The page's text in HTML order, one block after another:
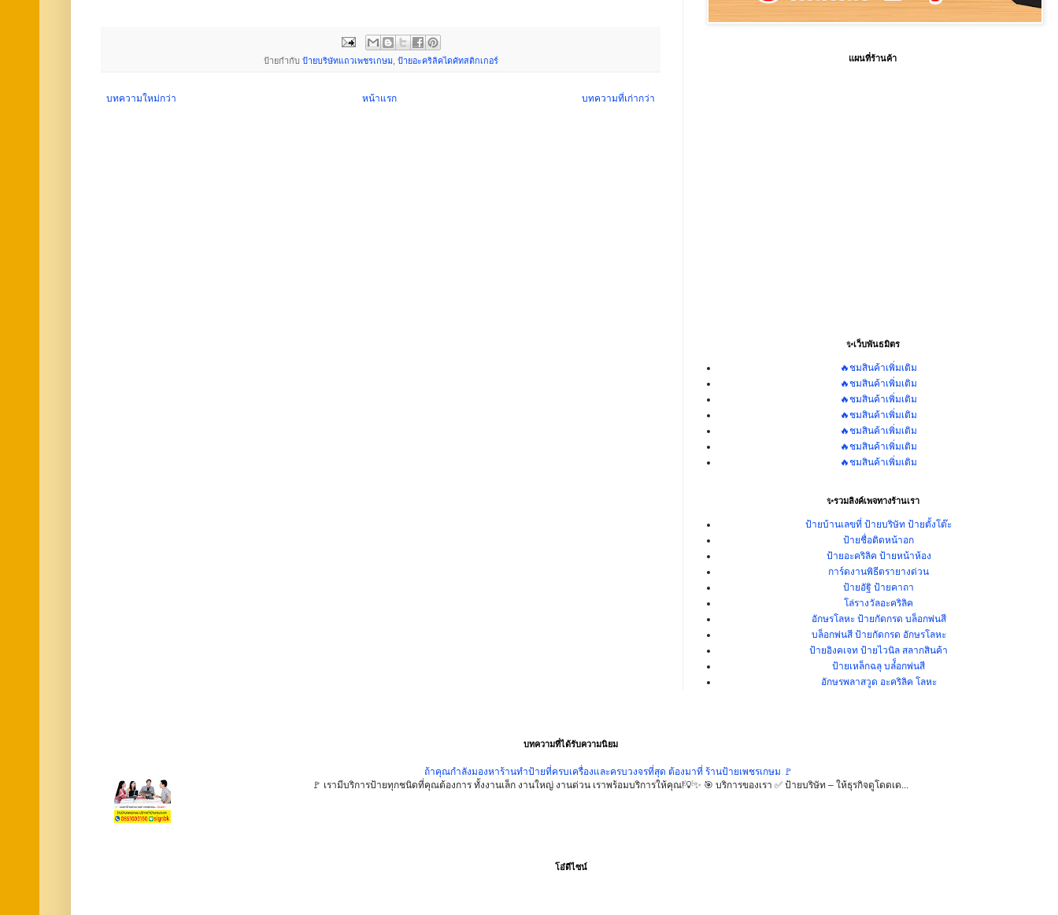
ป้ายกำกับ ป้ายบริษัทแถวเพชรเกษม ป้ายอะคริลิคไดคัทสติกเกอร์
บทความใหม่กว่า บทความที่เก่ากว่า
หน้าแรก
แผนที่ร้านค้า
✨เว็บพันธมิตร
🔥ชมสินค้าเพิ่มเติม
🔥ชมสินค้าเพิ่มเติม
🔥ชมสินค้าเพิ่มเติม
🔥ชมสินค้าเพิ่มเติม
🔥ชมสินค้าเพิ่มเติม
🔥ชมสินค้าเพิ่มเติม
🔥ชมสินค้าเพิ่มเติม
✨รวมลิงค์เพจทางร้านเรา
ป้ายบ้านเลขที่ ป้ายบริษัท ป้ายตั้งโต๊ะ
ป้ายชื่อติดหน้าอก
ป้ายอะคริลิค ป้ายหน้าห้อง
การ์ดงานพิธีตรายางด่วน
ป้ายอัฐิ ป้ายคาถา
โล่รางวัลอะคริลิค
อักษรโลหะ ป้ายกัดกรด บล็อกพ่นสี
บล็อกพ่นสี ป้ายกัดกรด อักษรโลหะ
ป้ายอิงคเจท ป้ายไวนิล สลากสินค้า
ป้ายเหล็กฉลุ บล๋็อกพ่นสี
อักษรพลาสวูด อะคริลิค โลหะ
บทความที่ได้รับความนิยม
ถ้าคุณกำลังมองหาร้านทำป้ายที่ครบเครื่องและครบวงจรที่สุด ต้องมาที่ ร้านป้ายเพชรเกษม 🚩
🚩 เรามีบริการป้ายทุกชนิดที่คุณต้องการ ทั้งงานเล็ก งานใหญ่ งานด่วน เราพร้อมบริการให้คุณ!💡✨ 🎯 บริการของเรา ✅ ป้ายบริษัท – ให้ธุรกิจดูโดดเด...
โอ๋ดีไซน์